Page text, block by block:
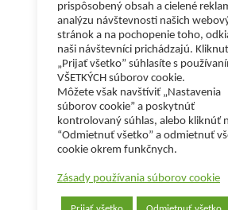
prispôsobený obsah a cielené
analýzu návštevnosti našich
stránok a na pochopenie toho,
naši návštevníci prichádzajú.
„Prijať všetko” súhlasíte s
VŠETKÝCH súborov cookie.
Môžete však navštíviť „Nastavenia
súborov cookie” a poskytnúť
kontrolovaný súhlas, alebo kliknúť
“Odmietnuť všetko” a odmietnuť
cookie okrem funkčnych.
Zásady používania súborov cookie